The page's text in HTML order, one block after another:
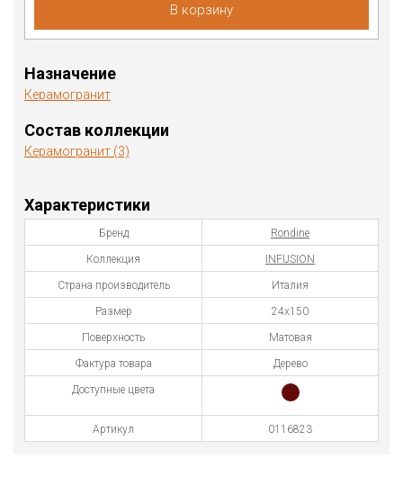
В корзину
Назначение
Керамогранит
Состав коллекции
Керамогранит (3)
Характеристики
Бренд Rondine
Коллекция INFUSION
Страна производитель Италия
Размер 24х150
Поверхность Матовая
Фактура товара Дерево
Доступные цвета
Артикул 0116823